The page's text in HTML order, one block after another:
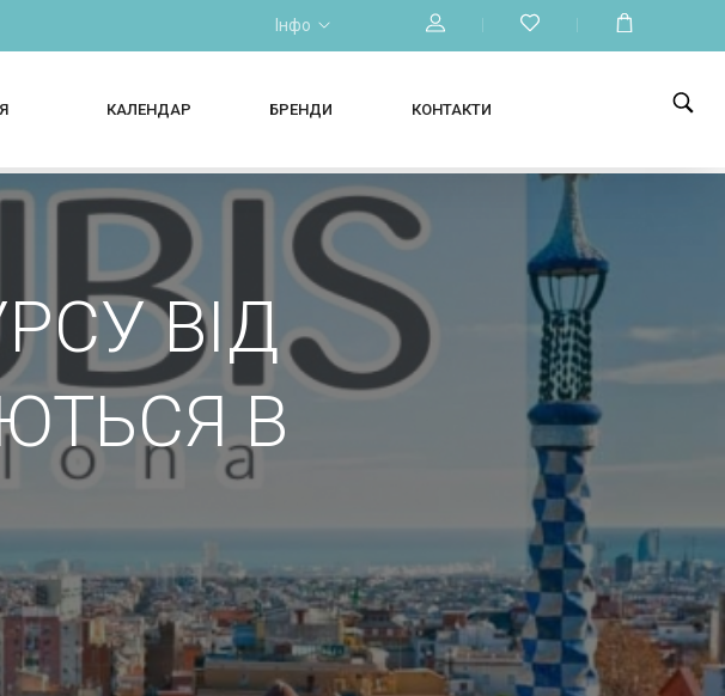
Інфо
КАЛЕНДАР БРЕНДИ КОНТАКТИ
ВІД
В